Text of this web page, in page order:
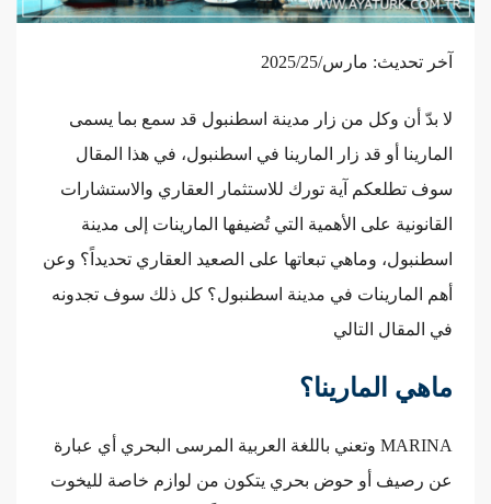
آخر تحديث: مارس/2025/25
لا بدّ أن وكل من زار مدينة اسطنبول قد سمع بما يسمى
المارينا أو قد زار المارينا في اسطنبول، في هذا المقال
سوف تطلعكم آية تورك للاستثمار العقاري والاستشارات
القانونية على الأهمية التي تُضيفها المارينات إلى مدينة
اسطنبول، وماهي تبعاتها على الصعيد العقاري تحديداً؟ وعن
أهم المارينات في مدينة اسطنبول؟ كل ذلك سوف تجدونه
في المقال التالي
ماهي المارينا؟
MARINA وتعني باللغة العربية المرسى البحري أي عبارة
عن رصيف أو حوض بحري يتكون من لوازم خاصة لليخوت